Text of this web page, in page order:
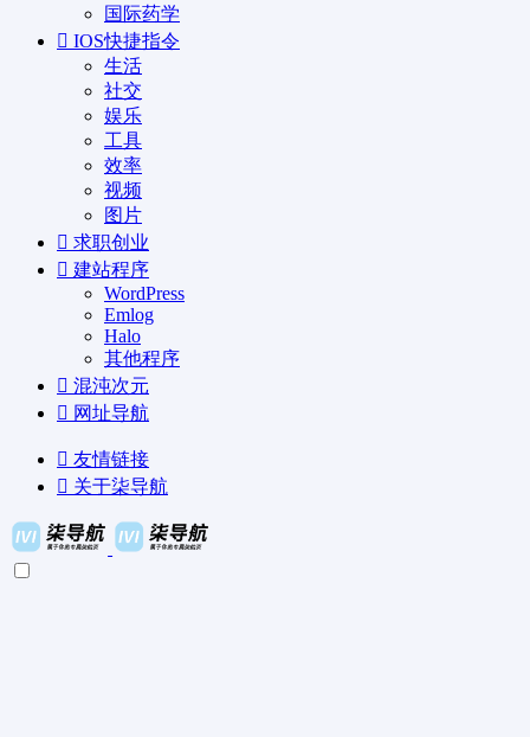
国际药学
IOS快捷指令
生活
社交
娱乐
工具
效率
视频
图片
求职创业
建站程序
WordPress
Emlog
Halo
其他程序
混沌次元
网址导航
友情链接
关于柒导航